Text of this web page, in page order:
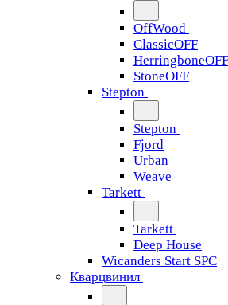
OffWood
ClassicOFF
HerringboneOFF
StoneOFF
Stepton
Stepton
Fjord
Urban
Weave
Tarkett
Tarkett
Deep House
Wicanders Start SPC
Кварцвинил